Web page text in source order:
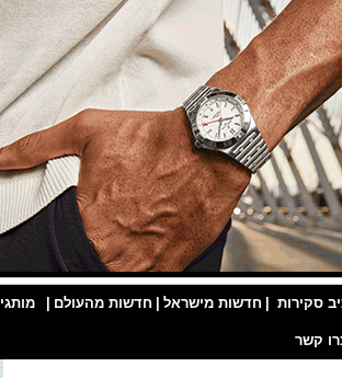
| חדשות מישראל | חדשות מהעולם | מותגי שעונים